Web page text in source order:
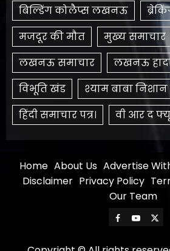
बिल्डिंग कोलैप्स लखनऊ
मजदूर की मौत
मुख्य समाचार
लखनऊ समाचार
लखनऊ
विभूति खंड
श्याम बाबा
हिंदी समाचार पत्र।
​वी आर द
Home About Us Advertise
Disclaimer Privacy Policy
Our Team
Facebook
Youtube
X